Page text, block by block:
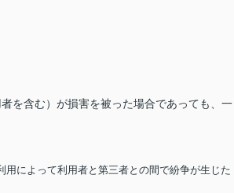
を含む）が損害を被った場合であっても、一
によって利用者と第三者との間で紛争が生じた